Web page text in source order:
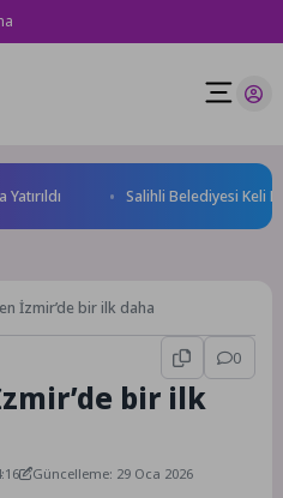
Salihli Belediyesi Keli
İzmir’de bir ilk daha
0
bir ilk
Güncelleme: 29 Oca 2026